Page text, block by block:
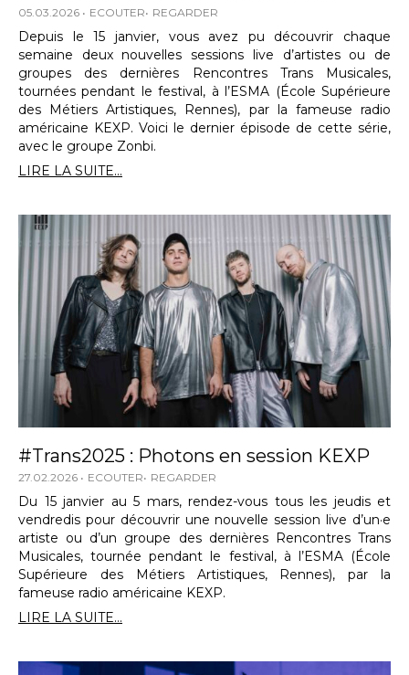
05.03.2026 ECOUTER REGARDER
Depuis le 15 janvier, vous avez pu découvrir chaque
semaine deux nouvelles sessions live d’artistes ou de
groupes des dernières Rencontres Trans Musicales,
tournées pendant le festival, à l’ESMA (École Supérieure
des Métiers Artistiques, Rennes), par la fameuse radio
américaine KEXP. Voici le dernier épisode de cette série,
avec le groupe Zonbi.
LIRE LA SUITE...
#Trans2025 : Photons en session KEXP
27.02.2026 ECOUTER REGARDER
Du 15 janvier au 5 mars, rendez-vous tous les jeudis et
vendredis pour découvrir une nouvelle session live d’un·e
artiste ou d’un groupe des dernières Rencontres Trans
Musicales, tournée pendant le festival, à l’ESMA (École
Supérieure des Métiers Artistiques, Rennes), par la
fameuse radio américaine KEXP.
LIRE LA SUITE...